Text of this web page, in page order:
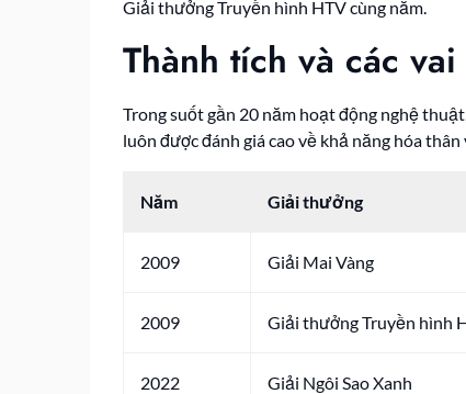
Giải thưởng Truyền hình HTV cùng năm.
Thành tích và các
Trong suốt gần 20 năm hoạt động nghệ
luôn được đánh giá cao về khả năng hóa
Năm Giải thưởng
2009 Giải Mai Vàng
2009 Giải thưởng Truyền hình
2022 Giải Ngôi Sao Xanh